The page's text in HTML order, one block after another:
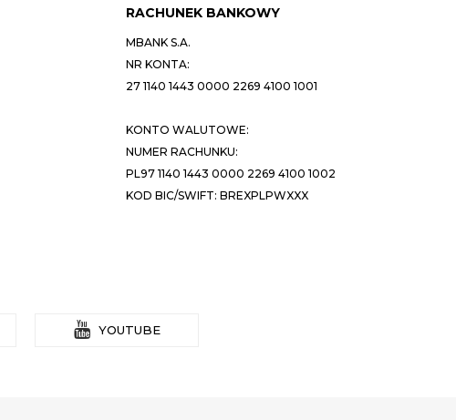
RACHUNEK BANKOWY
MBANK S.A.
NR KONTA:
27 1140 1443 0000 2269 4100 1001
KONTO WALUTOWE:
NUMER RACHUNKU:
PL97 1140 1443 0000 2269 4100 1002
KOD BIC/SWIFT: BREXPLPWXXX
YOUTUBE